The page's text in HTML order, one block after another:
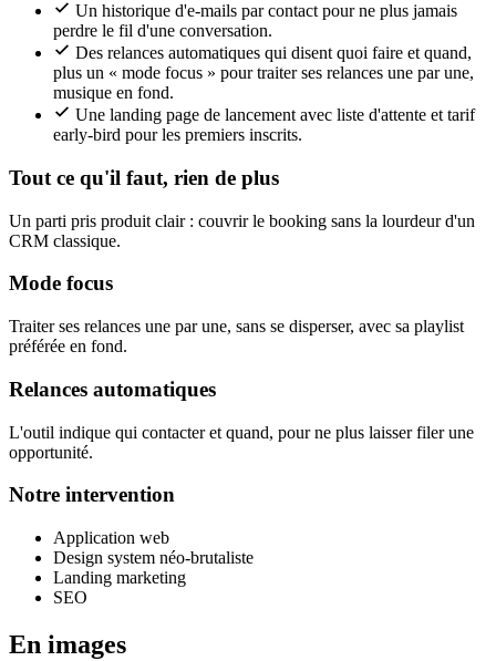
Un historique d'e-mails par contact pour ne plus jamais
perdre le fil d'une conversation.
Des relances automatiques qui disent quoi faire et quand,
plus un « mode focus » pour traiter ses relances une par une,
musique en fond.
Une landing page de lancement avec liste d'attente et tarif
early-bird pour les premiers inscrits.
Tout ce qu'il faut, rien de plus
Un parti pris produit clair : couvrir le booking sans la lourdeur d'un
CRM classique.
Mode focus
Traiter ses relances une par une, sans se disperser, avec sa playlist
préférée en fond.
Relances automatiques
L'outil indique qui contacter et quand, pour ne plus laisser filer une
opportunité.
Notre intervention
Application web
Design system néo-brutaliste
Landing marketing
SEO
En images